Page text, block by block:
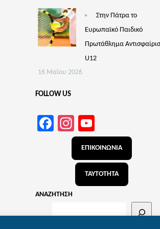
Στην Πάτρα το
Ευρωπαϊκό Παιδικό
Πρωτάθλημα
U12
16 Μαΐου 2026
FOLLOW US
Facebook
Instagram
Channel
ΕΠΙΚΟΙΝΩΝΙΑ
ΤΑΥΤΟΤΗΤΑ
ΑΝΑΖΗΤΗΣΗ